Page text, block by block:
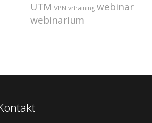
UTM VPN vrtraining webinar
webinarium